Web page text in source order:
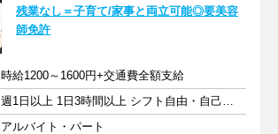
残業なし＝子育て/家事と両立可能◎要美容
師免許
時給1200～1600円+交通費全額支給
週1日以上 1日3時間以上 シフト自由・自己申告
アルバイト・パート